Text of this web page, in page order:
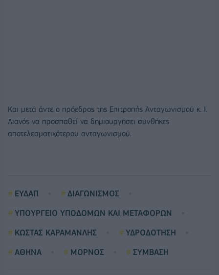
Και μετά άντε ο πρόεδρος της Επιτροπής Ανταγωνισμού κ. Ι.
Λιανός να προσπαθεί να δημιουργήσει συνθήκες
αποτελεσματικότερου ανταγωνισμού.
ΕΥΔΑΠ
ΔΙΑΓΩΝΙΣΜΟΣ
ΥΠΟΥΡΓΕΙΟ ΥΠΟΔΟΜΩΝ ΚΑΙ ΜΕΤΑΦΟΡΩΝ
ΚΩΣΤΑΣ ΚΑΡΑΜΑΝΛΗΣ
ΥΔΡΟΔΟΤΗΣΗ
ΑΘΗΝΑ
ΜΟΡΝΟΣ ΣΥΜΒΑΣΗ